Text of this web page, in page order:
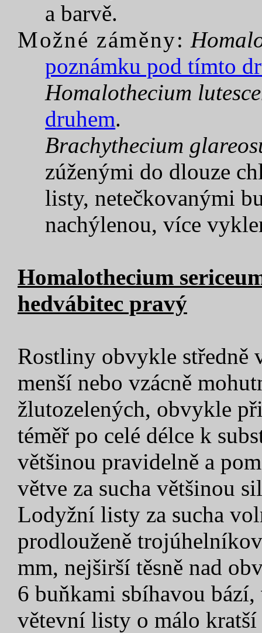
a barvě.
Možné záměny:
poznámku pod tímto
Homalothecium
druhem.
Brachythecium
zúženými do dlouze
listy, netečkovanými
nachýlenou, více
Homalothecium
hedvábitec pravý
Rostliny obvykle středně
menší nebo vzácně
žlutozelených, obvykle
téměř po celé délce k
většinou pravidelně a
větve za sucha většinou
Lodyžní listy za sucha
prodlouženě
mm, nejširší těsně nad
6 buňkami sbíhavou
větevní listy o málo kratší